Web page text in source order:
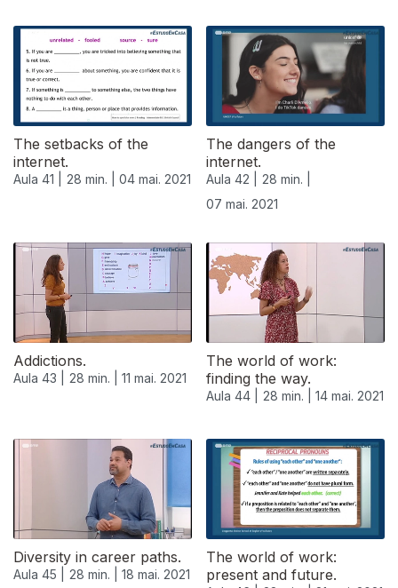
The setbacks of the
internet.
Aula 41 | 28 min. | 04 mai. 2021
The dangers of the
internet.
Aula 42 |
28 min. |
07 mai. 2021
Addictions.
Aula 43 | 28 min. | 11 mai. 2021
The world of work:
finding the way.
Aula 44 | 28 min. | 14 mai. 2021
Diversity in career paths.
Aula 45 | 28 min. | 18 mai. 2021
The world of work:
present and future.
545713